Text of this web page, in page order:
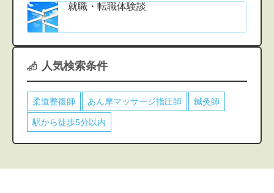
就職・転職体験談
人気検索条件
柔道整復師 あん摩マッサージ指圧師 鍼灸師
駅から徒歩5分以内